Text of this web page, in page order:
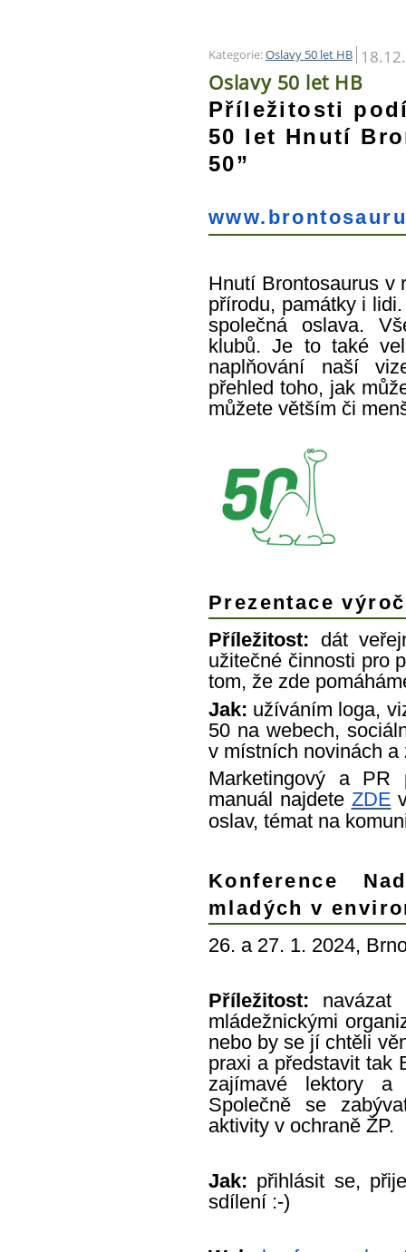
Kategorie:Oslavy 50 let HB
Oslavy 50 let HB
Příležitosti
50 let Hnutí
50”
Hnutí Brontosaurus v
přírodu, památky i
společná oslava.
klubů. Je to také
naplňování naší
přehled toho, jak
můžete větším či
Prezentace
Příležitost: dát
užitečné činnosti pro
tom, že zde
Jak: užíváním loga,
50 na webech,
v místních novinách a
Marketingový a PR
manuál najdete ZDE
oslav, témat na
Konference
mladých v
26. a 27. 1. 2024,
Příležitost:
mládežnickými
nebo by se jí chtěli
praxi a představit tak
zajímavé lektory a
Společně se
aktivity v ochraně ŽP.
Jak: přihlásit se,
sdílení :-)